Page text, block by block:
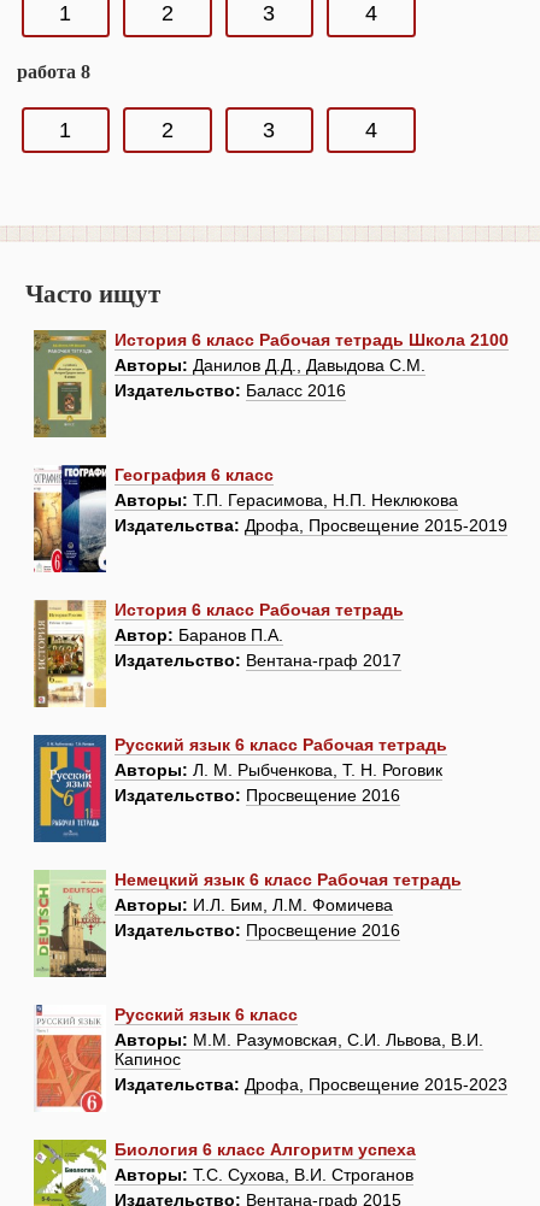
1 2 3 4
работа 8
1 2 3 4
Часто ищут
История 6 класс Рабочая тетрадь Школа 2100
Авторы: Данилов Д.Д., Давыдова С.М.
Издательство: Баласс 2016
География 6 класс
Авторы: Т.П. Герасимова, Н.П. Неклюкова
Издательства: Дрофа, Просвещение 2015-2019
История 6 класс Рабочая тетрадь
Автор: Баранов П.А.
Издательство: Вентана-граф 2017
Русский язык 6 класс Рабочая тетрадь
Авторы: Л. М. Рыбченкова, Т. Н. Роговик
Издательство: Просвещение 2016
Немецкий язык 6 класс Рабочая тетрадь
Авторы: И.Л. Бим, Л.М. Фомичева
Издательство: Просвещение 2016
Русский язык 6 класс
Авторы: М.М. Разумовская, С.И. Львова, В.И.
Капинос
Издательства: Дрофа, Просвещение 2015-2023
Биология 6 класс Алгоритм успеха
Авторы: Т.С. Сухова, В.И. Строганов
Издательство: Вентана-граф 2015